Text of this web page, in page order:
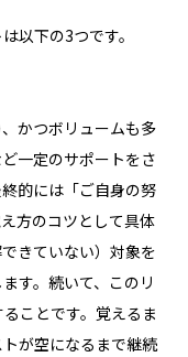
以下の3つです。
かつボリュームも多
一定のサポートをさ
的には「ご自身の努
方のコツとして具体
きていない）対象を
す。続いて、このリ
ことです。覚えるま
が空になるまで継続